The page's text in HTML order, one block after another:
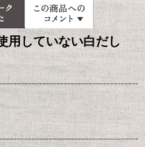
用していない白だし